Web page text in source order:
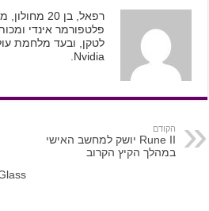
רפאל, בן 20
Nvidia.
הקודם
Rune II יושק למחשב האישי
במהלך הקיץ הקרוב